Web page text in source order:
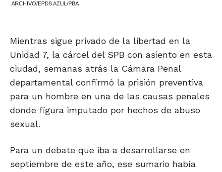
ARCHIVO/EPDS AZUL/PBA
Mientras sigue privado de la libertad en la
Unidad 7, la cárcel del SPB con asiento en esta
ciudad, semanas atrás la Cámara Penal
departamental confirmó la prisión preventiva
para un hombre en una de las causas penales
donde figura imputado por hechos de abuso
sexual.
Para un debate que iba a desarrollarse en
septiembre de este año, ese sumario había